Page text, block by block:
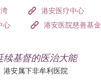
港安医疗中心
心
港安医院慈善基金
续基督的医治大能
港安属下非牟利医院